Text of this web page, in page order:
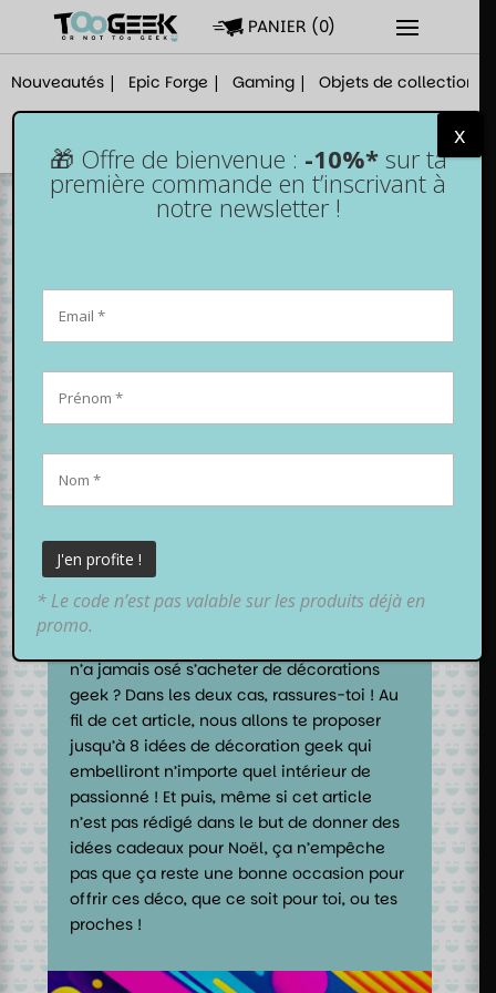
PANIER (0)
Nouveautés Epic Forge Gaming Objets de collection
Les 8 décorations
geek pour
pimper ton
Tu viens d’emménager dans ton nouvel
appart ou ta nouvelle maison et ça
manque cruellement de décorations geek
? Ou, peut-être que tu as un proche tout
n’a jamais osé s’acheter de décorations
geek ? Dans les deux cas, rassures-toi ! Au
fil de cet article, nous allons te proposer
jusqu’à 8 idées de décoration geek qui
embelliront n’importe quel intérieur de
passionné ! Et puis, même si cet article
n’est pas rédigé dans le but de donner des
idées cadeaux pour Noël, ça n’empêche
pas que ça reste une bonne occasion pour
offrir ces déco, que ce soit pour toi, ou tes
proches !
🎁 Offre de bienvenue : -10%*sur ta
première commande en t’inscrivant à
notre newsletter !
* Le code n’est pas valable sur les produits déjà en
promo.
x